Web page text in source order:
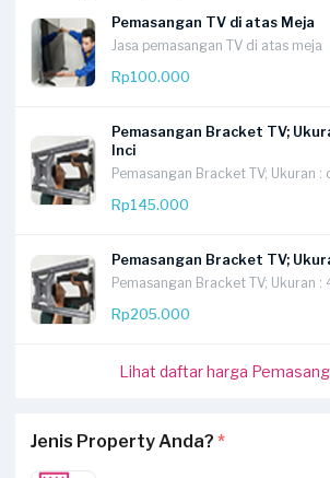
Pemasangan TV di atas Meja
Jasa pemasangan TV di atas meja
Rp100.000
Pemasangan Bracket TV;
Inci
Pemasangan Bracket TV; Ukuran
Rp145.000
Pemasangan Bracket TV;
Pemasangan Bracket TV; Ukuran
Rp205.000
Lihat daftar harga
Jenis Property Anda? *